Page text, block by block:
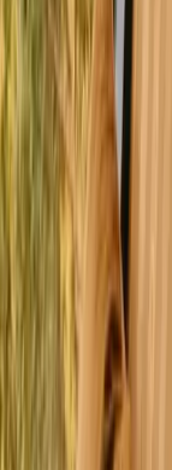
i Skåne
i Skåne
i Skåne
nær turstier i Skåne